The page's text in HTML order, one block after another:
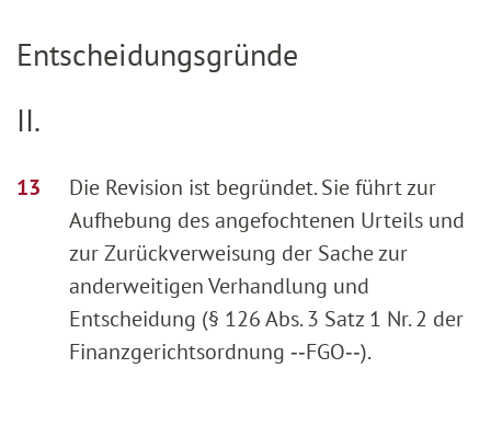
Entscheidungsgründe
II.
Die Revision ist begründet. Sie führt zur
Aufhebung des angefochtenen Urteils und
zur Zurückverweisung der Sache zur
anderweitigen Verhandlung und
Entscheidung (§ 126 Abs. 3 Satz 1 Nr. 2 der
Finanzgerichtsordnung ‑‑FGO‑‑).